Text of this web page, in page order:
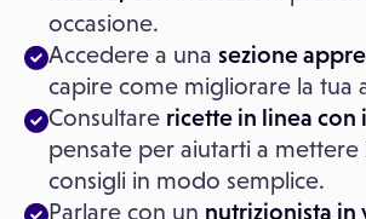
occasione.
Accedere a una sezione
capire come migliorare la tua
Consultare ricette in linea
pensate per aiutarti a mettere
consigli in modo semplice.
Parlare con un nutrizionista in